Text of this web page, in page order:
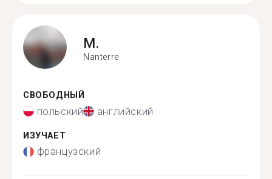
M.
Nanterre
СВОБОДНЫЙ
польский английский
ИЗУЧАЕТ
французский